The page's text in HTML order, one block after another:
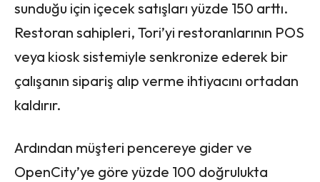
sunduğu için içecek satışları yüzde 150 arttı.
Restoran sahipleri, Tori’yi restoranlarının POS
veya kiosk sistemiyle senkronize ederek bir
çalışanın sipariş alıp verme ihtiyacını ortadan
kaldırır.
Ardından müşteri pencereye gider ve
OpenCity’ye göre yüzde 100 doğrulukta